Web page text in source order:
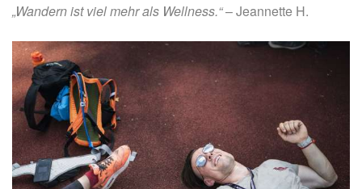
„Wandern ist viel mehr als Wellness.“– Jeannette H.